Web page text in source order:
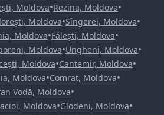
Moldova•Rezina, Moldova•
Moldova•Sîngerei, Moldova•
Moldova•Fălești, Moldova•
Moldova•Ungheni, Moldova•
Moldova•Cantemir, Moldova•
Moldova•Comrat, Moldova•
Vodă, Moldova•
Moldova•Glodeni, Moldova•